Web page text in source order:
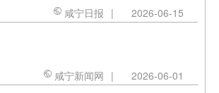
咸宁日报 | 2026-06-15
咸宁新闻网 | 2026-06-01